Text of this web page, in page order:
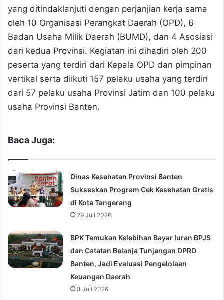
yang ditindaklanjuti dengan perjanjian kerja sama
oleh 10 Organisasi Perangkat Daerah (OPD), 6
Badan Usaha Milik Daerah (BUMD), dan 4 Asosiasi
dari kedua Provinsi. Kegiatan ini dihadiri oleh 200
peserta yang terdiri dari Kepala OPD dan pimpinan
vertikal serta diikuti 157 pelaku usaha yang terdiri
dari 57 pelaku usaha Provinsi Jatim dan 100 pelaku
usaha Provinsi Banten.
Baca Juga:
Dinas Kesehatan Provinsi Banten
Sukseskan Program Cek Kesehatan Gratis
di Kota Tangerang
29 Juli 2026
BPK Temukan Kelebihan Bayar Iuran BPJS
dan Catatan Belanja Tunjangan DPRD
Banten, Jadi Evaluasi Pengelolaan
Keuangan Daerah
3 Juli 2026